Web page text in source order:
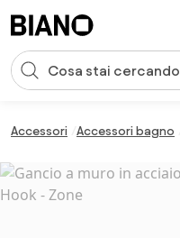
Input della ricerca
Accessori Accessori bagno